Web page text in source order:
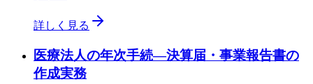
詳しく見る
医療法人の年次手続—決算届・事業報告書の
作成実務